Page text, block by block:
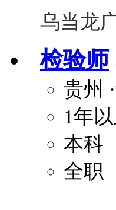
乌当龙
检验师
贵州
1年
本科
全职